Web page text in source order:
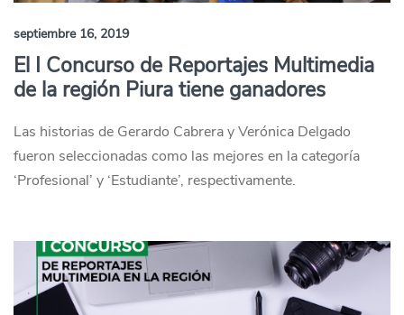
septiembre 16, 2019
El I Concurso de Reportajes Multimedia
de la región Piura tiene ganadores
Las historias de Gerardo Cabrera y Verónica Delgado
fueron seleccionadas como las mejores en la categoría
‘Profesional’ y ‘Estudiante’, respectivamente.